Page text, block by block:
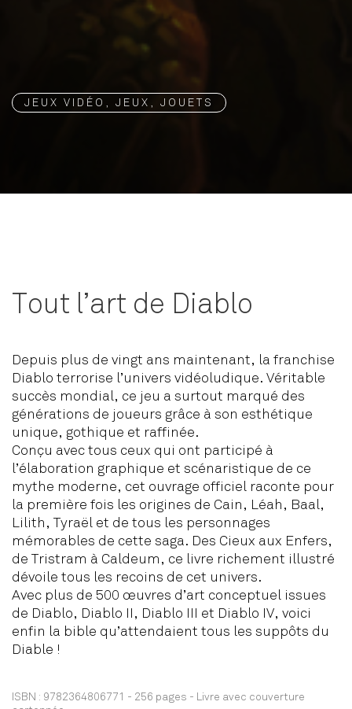
JEUX VIDÉO, JEUX, JOUETS
Tout l’art de Diablo
Depuis plus de vingt ans maintenant, la franchise
Diablo terrorise l’univers vidéo­ludique. Véritable
succès mondial, ce jeu a surtout marqué des
générations de joueurs grâce à son esthétique
unique, gothique et raffinée.
Conçu avec tous ceux qui ont participé à
l’élaboration graphique et scénaristique de ce
mythe moderne, cet ouvrage officiel raconte pour
la première fois les origines de Cain, Léah, Baal,
Lilith, Tyraël et de tous les personnages
mémorables de cette saga. Des Cieux aux Enfers,
de Tristram à Caldeum, ce livre richement illustré
dévoile tous les recoins de cet univers.
Avec plus de 500 œuvres d’art conceptuel issues
de Diablo, Diablo II, Diablo III et Diablo IV, voici
enfin la bible qu’attendaient tous les suppôts du
Diable !
ISBN : 9782364806771 - 256 pages - Livre avec couverture